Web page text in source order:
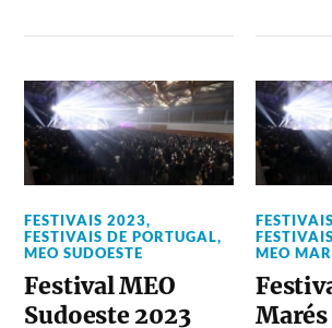
FESTIVAIS 2023,
FESTIVAIS DE PORTUGAL,
MEO SUDOESTE
Festival MEO
Sudoeste 2023
MEO
Marés